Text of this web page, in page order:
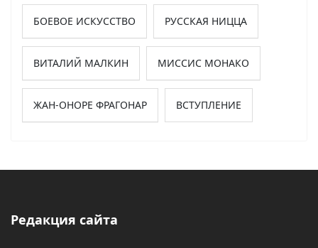
БОЕВОЕ ИСКУССТВО РУССКАЯ НИЦЦА
ВИТАЛИЙ МАЛКИН МИССИС МОНАКО
ЖАН-ОНОРЕ ФРАГОНАР ВСТУПЛЕНИЕ
Редакция сайта